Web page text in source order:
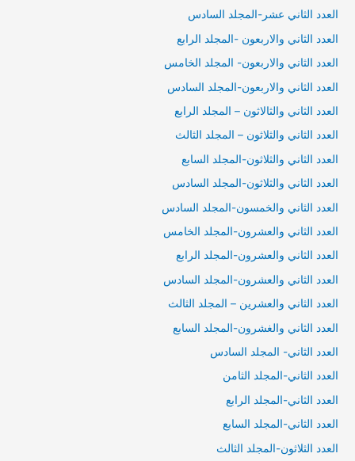
العدد الثاني عشر-المجلد السادس
العدد الثاني والاربعون -المجلد الرابع
العدد الثاني والاربعون- المجلد الخامس
العدد الثاني والاربعون-المجلد السادس
العدد الثاني والثالاثون – المجلد الرابع
العدد الثاني والثلاثون – المجلد الثالث
العدد الثاني والثلاثون-المجلد السابع
العدد الثاني والثلاثون-المجلد السادس
العدد الثاني والخمسون-المجلد السادس
العدد الثاني والعشرون-المجلد الخامس
العدد الثاني والعشرون-المجلد الرابع
العدد الثاني والعشرون-المجلد السادس
العدد الثاني والعشرين – المجلد الثالث
العدد الثاني والغشرون-المجلد السابع
العدد الثاني- المجلد السادس
العدد الثاني-المجلد الثامن
العدد الثاني-المجلد الرابع
العدد الثاني-المجلد السابع
العدد الثلاثون-المجلد الثالث